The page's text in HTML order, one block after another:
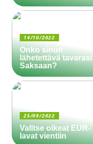
14/10/2022
Onko sinun
lähetettävä tavarasi
Saksaan?
25/09/2022
Valitse oikeat EUR-
lavat vientiin